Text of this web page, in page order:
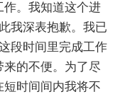
。我知道这个进
我深表抱歉。我已
段时间里完成工作
的不便。为了尽
时间间内我将不